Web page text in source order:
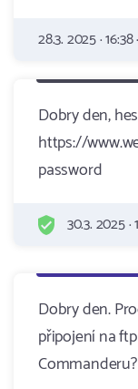
28.3. 2025 ·
Dobry den,
https://
password
30.3. 2025
Dobry den.
připojení na